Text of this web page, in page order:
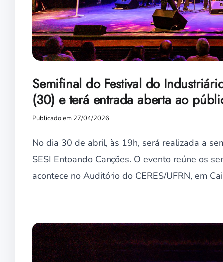
Semifinal do Festival do
(30) e terá entrada aberta ao
Publicado em 27/04/2026
No dia 30 de abril, às 19h, será realizada a
SESI Entoando Canções. O evento reúne os
acontece no Auditório do CERES/UFRN, em